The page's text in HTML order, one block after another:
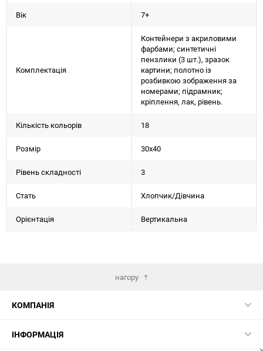
Вік 7+
Комплектація
Контейнери з акриловими
фарбами; синтетичні
пензлики (3 шт.), зразок
картини; полотно із
розбивкою зображення за
номерами; підрамник;
кріплення, лак, рівень.
Кількість кольорів 18
Розмір 30х40
Рівень складності 3
Стать Хлопчик/Дiвчина
Орієнтація Вертикальна
нагору
КОМПАНІЯ
ІНФОРМАЦІЯ